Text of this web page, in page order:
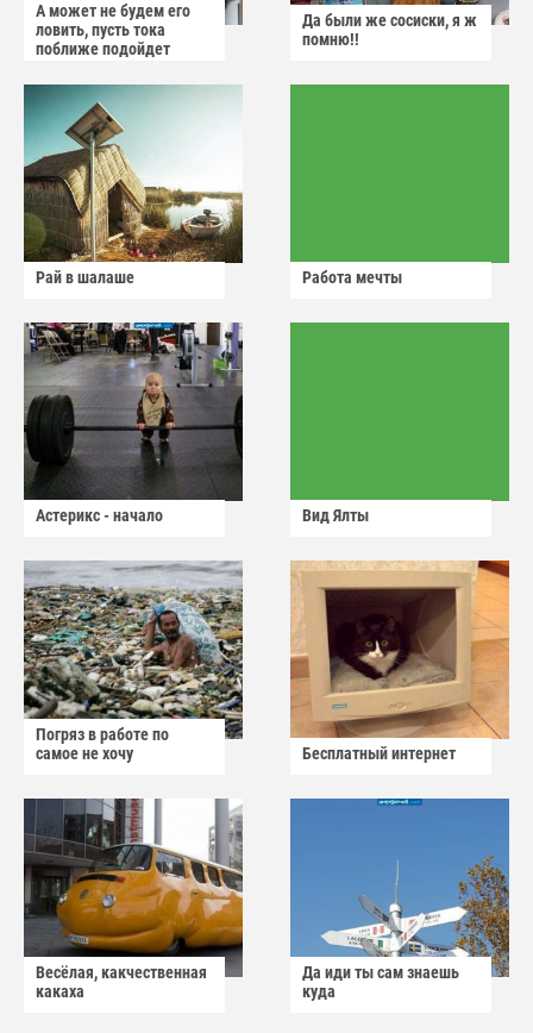
А может не будем его
ловить, пусть тока
поближе подойдет
Да были же сосиски, я ж
помню!!
Рай в шалаше Работа мечты
Астерикс - начало Вид Ялты
Погряз в работе по
самое не хочу
Бесплатный интернет
Весёлая, какчественная
какаха
Да иди ты сам знаешь
куда